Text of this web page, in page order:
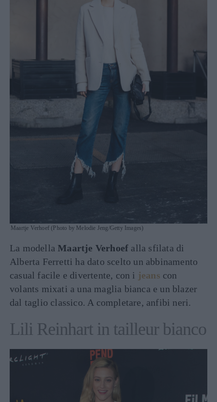
Maartje Verhoef (Photo by Melodie Jeng/Getty Images)
La modellaMaartje Verhoef alla sfilata di
Alberta Ferretti ha dato scelto un abbinamento
casual facile e divertente, con i jeans con
volants mixati a una maglia bianca e un blazer
dal taglio classico. A completare, anfibi neri.
Lili Reinhart in tailleur bianco